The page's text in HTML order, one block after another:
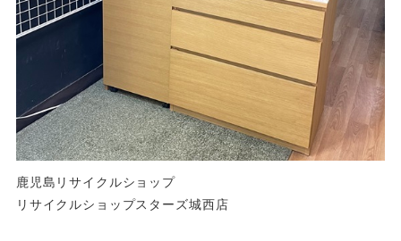
鹿児島リサイクルショップ
リサイクルショップスターズ城西店